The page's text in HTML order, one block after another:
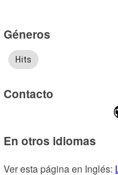
Géneros
Hits
Contacto
En otros idiomas
Ver esta página en Inglés: